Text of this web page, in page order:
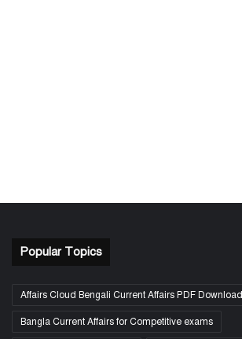
Popular Topics
Affairs Cloud Bengali Current Affairs PDF Download
Bangla Current Affairs for Competitive exams